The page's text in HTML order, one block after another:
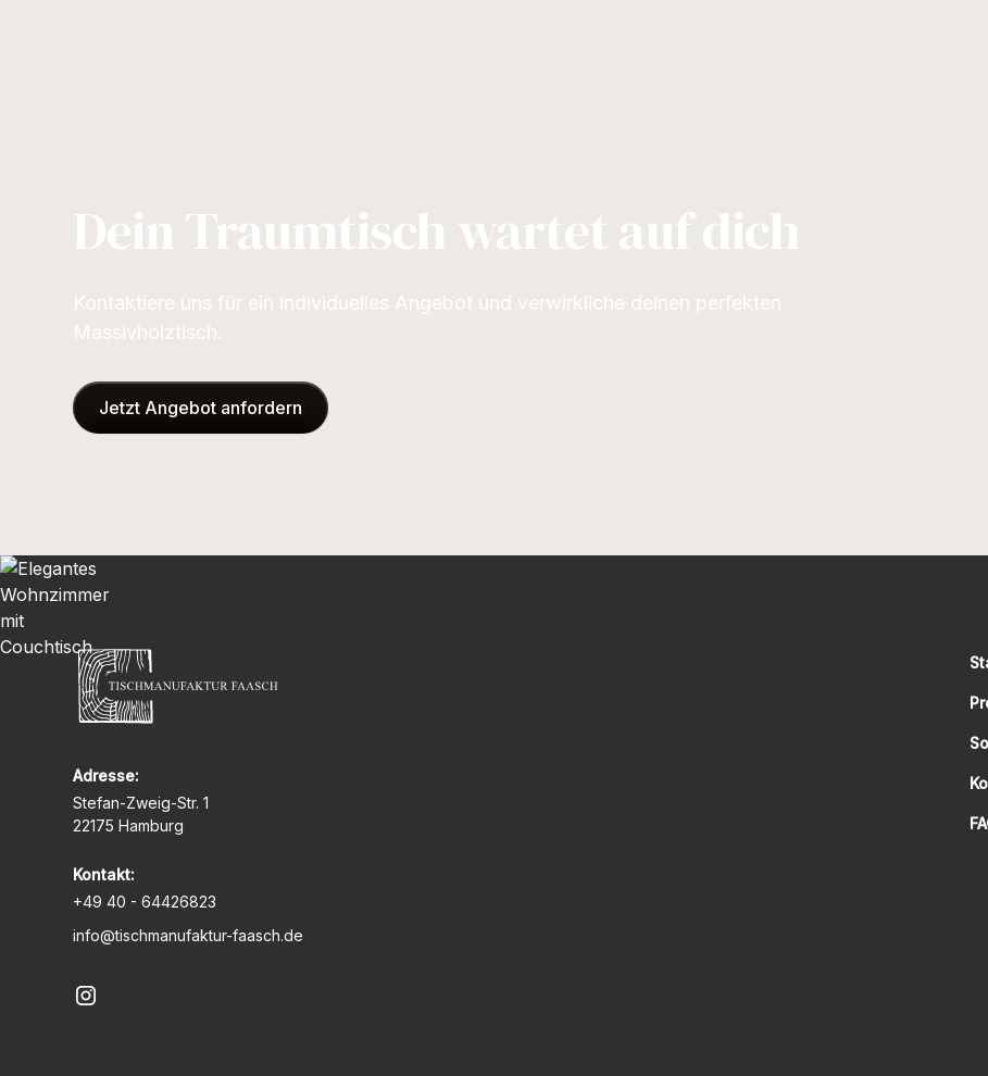
Dein Traumtisch wartet auf dich
Kontaktiere uns für ein individuelles Angebot und verwirkliche deinen perfekten
Massivholztisch.
Jetzt Angebot anfordern
Adresse:
Stefan-Zweig-Str. 1
22175 Hamburg
Kontakt:
+49 40 - 64426823
info@tischmanufaktur-faasch.de